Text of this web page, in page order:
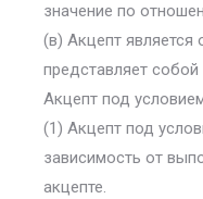
значение по
(в) Акцепт является
представляет собой
Акцепт под
(1) Акцепт под
зависимость от
акцепте.